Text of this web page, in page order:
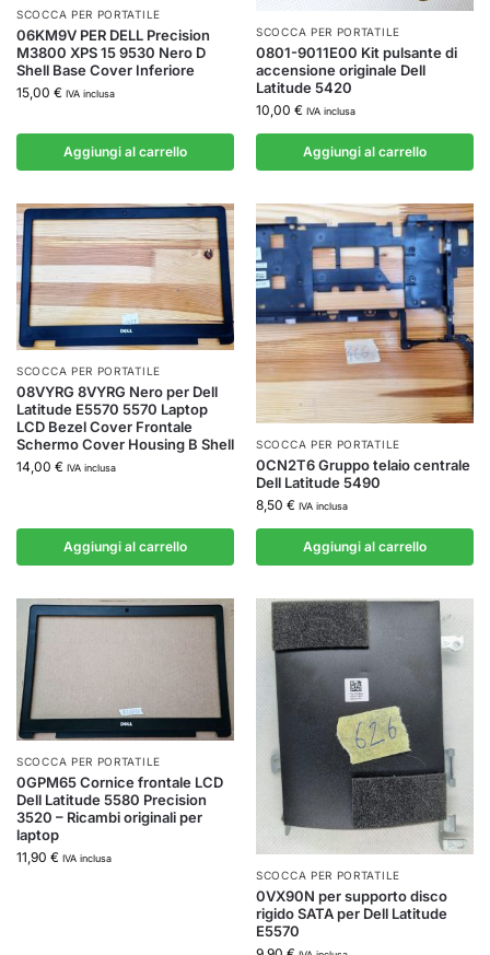
SCOCCA PER PORTATILE
06KM9V PER DELL Precision
M3800 XPS 15 9530 Nero D
Shell Base Cover Inferiore
15,00 € IVA inclusa
Aggiungi al carrello
SCOCCA PER PORTATILE
0801-9011E00 Kit pulsante di
accensione originale Dell
Latitude 5420
10,00 € IVA inclusa
Aggiungi al carrello
SCOCCA PER PORTATILE
08VYRG 8VYRG Nero per Dell
Latitude E5570 5570 Laptop
LCD Bezel Cover Frontale
Schermo Cover Housing B Shell
14,00 € IVA inclusa
Aggiungi al carrello
SCOCCA PER PORTATILE
0CN2T6 Gruppo telaio centrale
Dell Latitude 5490
8,50 € IVA inclusa
Aggiungi al carrello
SCOCCA PER PORTATILE
0GPM65 Cornice frontale LCD
Dell Latitude 5580 Precision
3520 – Ricambi originali per
laptop
11,90 € IVA inclusa
SCOCCA PER PORTATILE
0VX90N per supporto disco
rigido SATA per Dell Latitude
E5570